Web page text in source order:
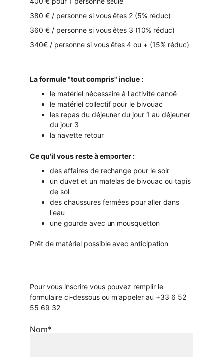
La formule "tout compris" inclue :
le matériel nécessaire à l'activité canoë
le matériel collectif pour le bivouac
les repas du déjeuner du jour 1 au déjeuner
du jour 3
la navette retour
Ce qu'il vous reste à emporter :
des affaires de rechange pour le soir
un duvet et un matelas de bivouac ou tapis
de sol
des chaussures fermées pour aller dans
l'eau
une gourde avec un mousquetton
Prêt de matériel possible avec anticipation
Nom*
Pour vous inscrire vous pouvez remplir le
formulaire ci-dessous ou m'appeler au +33 6 52
55 69 32
380 € / personne si vous êtes 2 (5% réduc)
360 € / personne si vous êtes 3 (10% réduc)
340€ / personne si vous êtes 4 ou + (15% réduc)